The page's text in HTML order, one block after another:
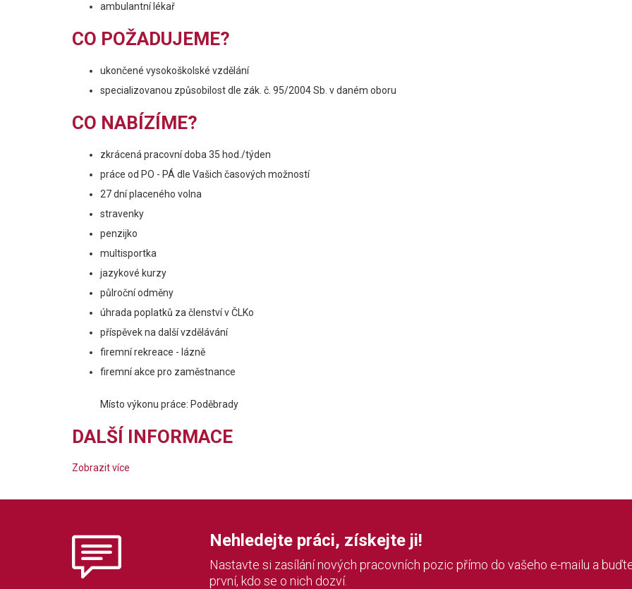
ambulantní lékař
CO POŽADUJEME?
ukončené vysokoškolské vzdělání
specializovanou způsobilost dle zák. č. 95/2004 Sb. v daném oboru
CO NABÍZÍME?
zkrácená pracovní doba 35 hod./týden
práce od PO - PÁ dle Vašich časových možností
27 dní placeného volna
stravenky
penzijko
multisportka
jazykové kurzy
půlroční odměny
úhrada poplatků za členství v ČLKo
příspěvek na další vzdělávání
firemní rekreace - lázně
firemní akce pro zaměstnance
Místo výkonu práce: Poděbrady
DALŠÍ INFORMACE
Zobrazit více
Nehledejte práci, získejte ji!
Nastavte si zasílání nových pracovních pozic přímo do vašeho e-mailu a
první, kdo se o nich dozví.